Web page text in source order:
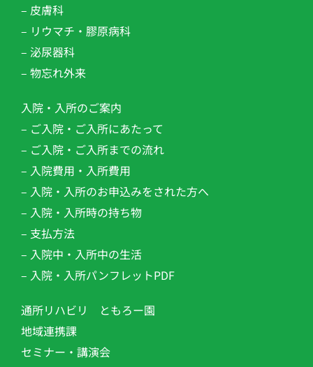
– 皮膚科
– リウマチ・膠原病科
– 泌尿器科
– 物忘れ外来
入院・入所のご案内
– ご入院・ご入所にあたって
– ご入院・ご入所までの流れ
– 入院費用・入所費用
– 入院・入所のお申込みをされた方へ
– 入院・入所時の持ち物
– 支払方法
– 入院中・入所中の生活
– 入院・入所パンフレットPDF
通所リハビリ ともろー園
地域連携課
セミナー・講演会